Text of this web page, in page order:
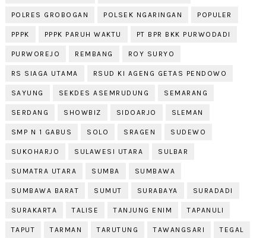
POLRES GROBOGAN POLSEK NGARINGAN POPULER
PPPK PPPK PARUH WAKTU PT BPR BKK PURWODADI
PURWOREJO REMBANG ROY SURYO
RS SIAGA UTAMA RSUD KI AGENG GETAS PENDOWO
SAYUNG SEKDES ASEMRUDUNG SEMARANG
SERDANG SHOWBIZ SIDOARJO SLEMAN
SMP N 1 GABUS SOLO SRAGEN SUDEWO
SUKOHARJO SULAWESI UTARA SULBAR
SUMATRA UTARA SUMBA SUMBAWA
SUMBAWA BARAT SUMUT SURABAYA SURADADI
SURAKARTA TALISE TANJUNG ENIM TAPANULI
TAPUT TARMAN TARUTUNG TAWANGSARI TEGAL